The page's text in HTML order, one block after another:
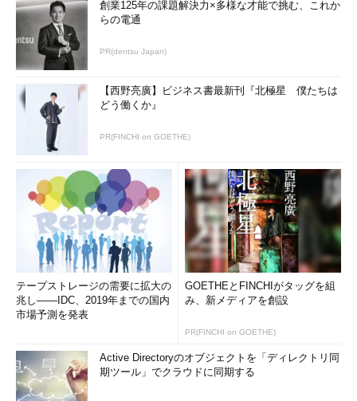
創業125年の課題解決力×多様な才能で挑む、これか
らの電通
PR(dentsu Japan)
【西野亮廣】ビジネス書最新刊『北極星 僕たちは
どう働くか』
PR(FINCHI on GOETHE)
テープストレージの需要に拡大の
兆し――IDC、2019年までの国内
市場予測を発表
GOETHEとFINCHIがタッグを組
み、新メディアを創設
PR(FINCHI on GOETHE)
Active Directoryのオブジェクトを「ディレクトリ同
期ツール」でクラウドに同期する